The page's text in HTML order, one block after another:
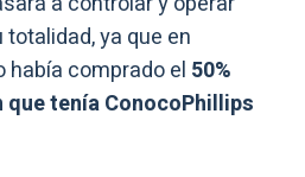
ya que en
comprado el 50%
tenía ConocoPhillips